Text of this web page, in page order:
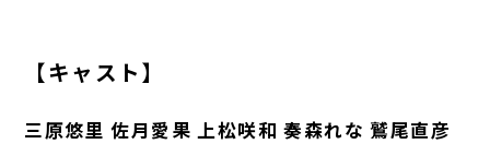
【キャスト】
三原悠里 佐月愛果 上松咲和 奏森れな 鷲尾直彦